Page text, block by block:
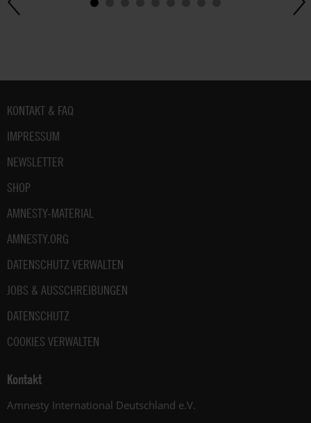
Fußbereich
KONTAKT & FAQ
IMPRESSUM
NEWSLETTER
SHOP
AMNESTY-MATERIAL
AMNESTY.ORG
DATENSCHUTZ VERWALTEN
JOBS & AUSSCHREIBUNGEN
DATENSCHUTZ
COOKIES VERWALTEN
Kontakt
Amnesty International Deutschland e.V.